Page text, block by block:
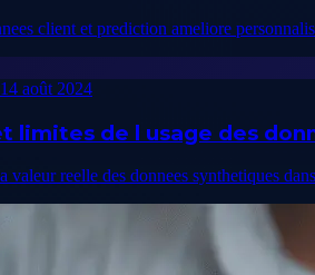
client et prediction ameliore
14 août 2024
limites de l usage des
valeur reelle des donnees synthetiques